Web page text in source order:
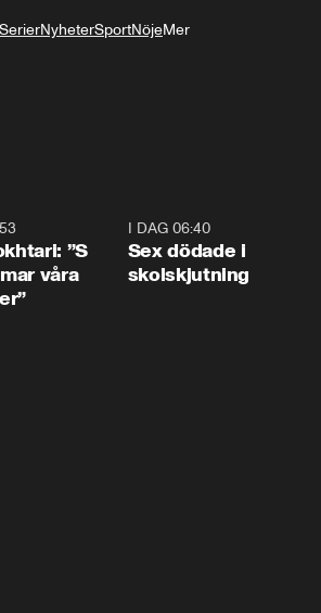
SerierNyheterSportNöjeMer
”S
våra
I DAG 06:40
Sex dödade i
skolskjutning